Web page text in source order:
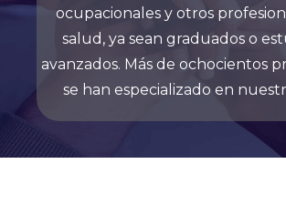
ocupacionales y otros
salud, ya sean graduados o
avanzados. Más de ochocientos
se han especializado en